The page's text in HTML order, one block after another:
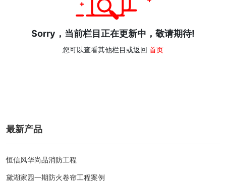
Sorry，当前栏目正在更新中，敬请期待!
您可以查看其他栏目或返回 首页
最新产品
恒信风华尚品消防工程
黛湖家园一期防火卷帘工程案例